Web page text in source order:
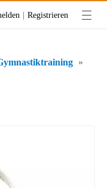
| Registrieren
»